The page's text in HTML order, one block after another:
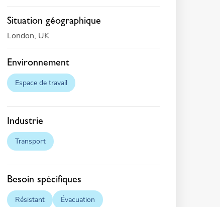
Situation géographique
London, UK
Environnement
Espace de travail
Industrie
Transport
Besoin spécifiques
Résistant Évacuation